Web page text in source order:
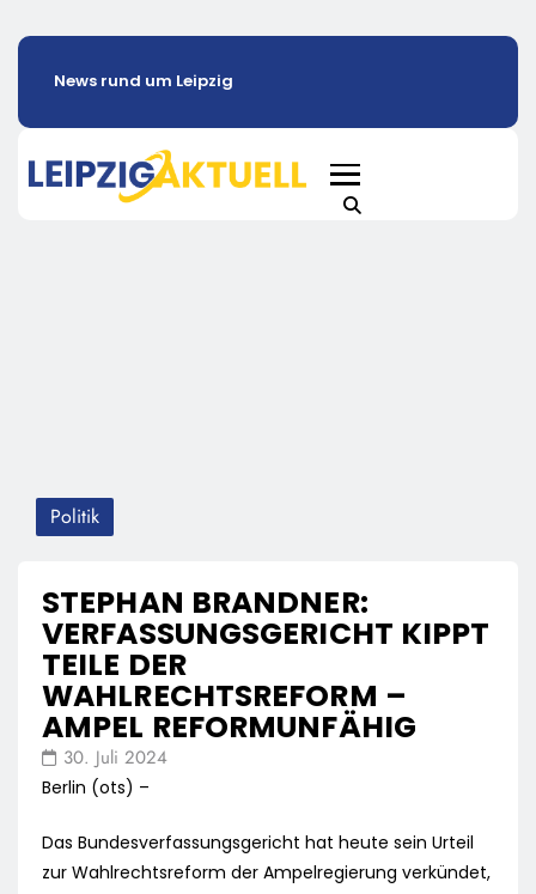
News rund um Leipzig
Politik
STEPHAN BRANDNER:
VERFASSUNGSGERICHT KIPPT
TEILE DER
WAHLRECHTSREFORM –
AMPEL REFORMUNFÄHIG
30. Juli 2024
Berlin (ots) –
Das Bundesverfassungsgericht hat heute sein Urteil
zur Wahlrechtsreform der Ampelregierung verkündet,